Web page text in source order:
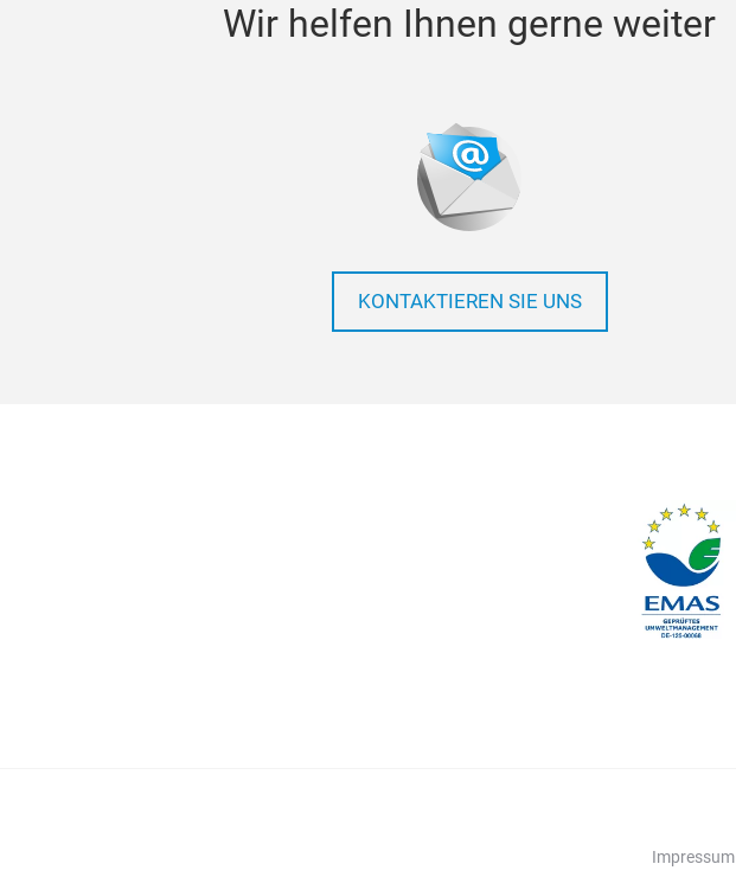
Wir helfen Ihnen gerne weiter
KONTAKTIEREN SIE UNS
Impressum